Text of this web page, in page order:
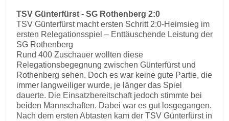
TSV Günterfürst - SG Rothenberg 2:0
TSV Günterfürst macht ersten Schritt 2:0-Heimsieg im
ersten Relegationsspiel – Enttäuschende Leistung der
SG Rothenberg
Rund 400 Zuschauer wollten diese
Relegationsbegegnung zwischen Günterfürst und
Rothenberg sehen. Doch es war keine gute Partie, die
immer langweiliger wurde, je länger das Spiel
dauerte. Die Einsatzbereitschaft jedoch stimmte bei
beiden Mannschaften. Dabei war es gut losgegangen.
Nach dem ersten Abtasten kam der TSV Günterfürst in